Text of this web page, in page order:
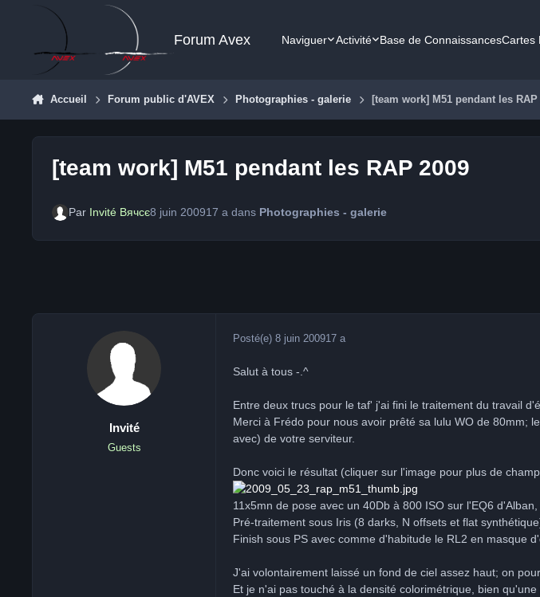
Aller au contenu
Forum Avex Naviguer Activité Base de ConnaissancesCartes
Accueil Forum public d'AVEX Photographies - galerie [team work] M51 pendant les RAP
[team work] M51 pendant les RAP 2009
Par Invité Вячсє8 juin 200917 adans Photographies - galerie
Invité
Guests
Posté(e) 8 juin 200917 a
Salut à tous -.^
Entre deux trucs pour le taf' j'ai fini le traitement du travail
Merci à Frédo pour nous avoir prêté sa lulu WO de 80mm;
avec) de votre serviteur.
Donc voici le résultat (cliquer sur l'image pour plus de
11x5mn de pose avec un 40Db à 800 ISO sur l'EQ6
Pré-traitement sous Iris (8 darks, N offsets et flat
Finish sous PS avec comme d'habitude le RL2 en masque
J'ai volontairement laissé un fond de ciel assez haut; on
Et je n'ai pas touché à la densité colorimétrique, bien